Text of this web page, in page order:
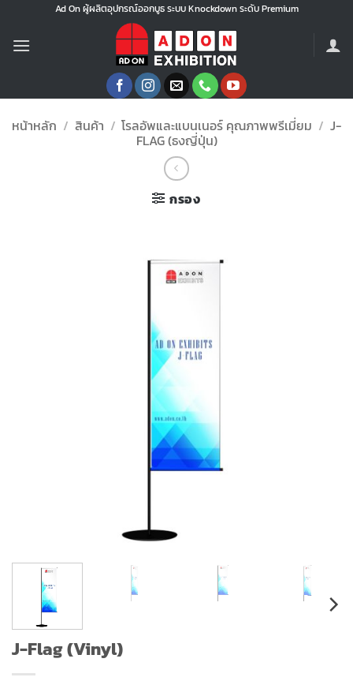
ยัง
Ad On ผู้ผลิตอุปกรณ์ออกบูธ ระบบ Knockdown ระดับ Premium
หน้าหลัก / สินค้า / โรลอัพและแบนเนอร์ คุณภาพพรีเมี่ยม / J-
FLAG (ธงญี่ปุ่น)
กรอง
J-Flag (Vinyl)